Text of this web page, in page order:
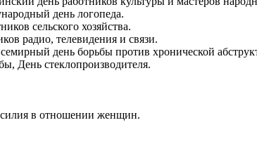
день логопеда.
сельского хозяйства.
радио, телевидения и связи.
день борьбы против хронической
День стеклопроизводителя.
в отношении женщин.